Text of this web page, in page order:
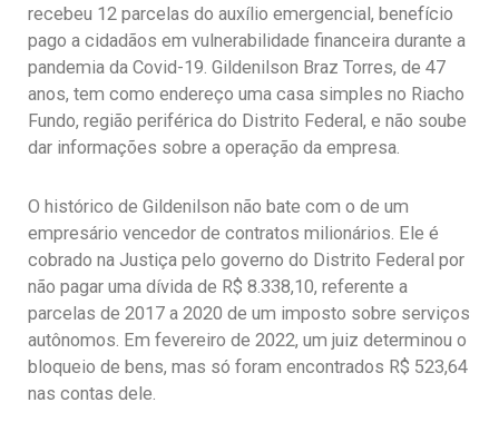
recebeu 12 parcelas do auxílio emergencial, benefício
pago a cidadãos em vulnerabilidade financeira durante a
pandemia da Covid-19. Gildenilson Braz Torres, de 47
anos, tem como endereço uma casa simples no Riacho
Fundo, região periférica do Distrito Federal, e não soube
dar informações sobre a operação da empresa.
O histórico de Gildenilson não bate com o de um
empresário vencedor de contratos milionários. Ele é
cobrado na Justiça pelo governo do Distrito Federal por
não pagar uma dívida de R$ 8.338,10, referente a
parcelas de 2017 a 2020 de um imposto sobre serviços
autônomos. Em fevereiro de 2022, um juiz determinou o
bloqueio de bens, mas só foram encontrados R$ 523,64
nas contas dele.